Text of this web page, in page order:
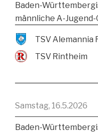
Baden-
männliche A-Jugend-
TSV Rintheim
Samstag, 16.5.2026
Baden-